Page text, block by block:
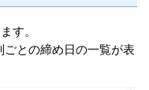
す。
ごとの締め日の一覧が表